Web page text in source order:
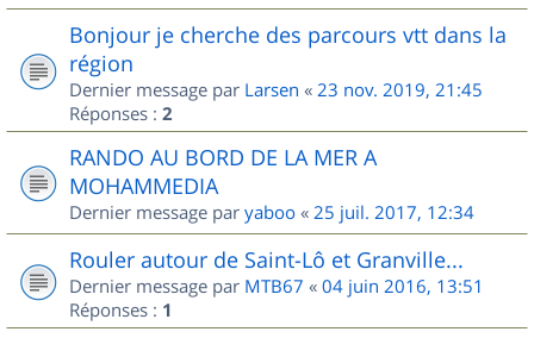
Bonjour je cherche des parcours vtt dans la
région
Dernier message par Larsen « 23 nov. 2019, 21:45
Réponses : 2
RANDO AU BORD DE LA MER A
MOHAMMEDIA
Dernier message par yaboo « 25 juil. 2017, 12:34
Rouler autour de Saint-Lô et Granville...
Dernier message par MTB67 « 04 juin 2016, 13:51
Réponses : 1